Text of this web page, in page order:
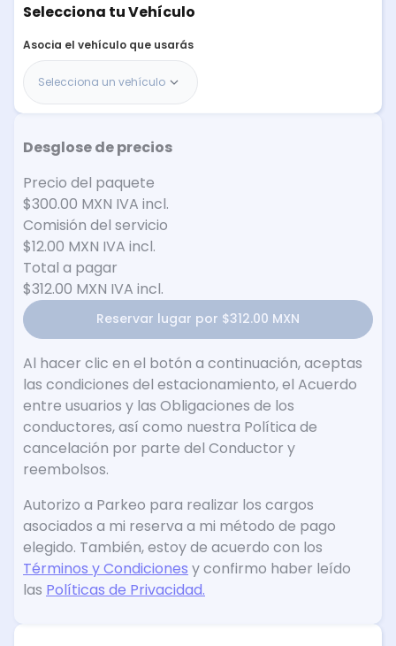
Selecciona tu Vehículo
Asocia el vehículo que usarás
Selecciona un vehículo
Desglose de precios
Precio del paquete
$300.00 MXN IVA incl.
Comisión del servicio
$12.00 MXN IVA incl.
Total a pagar
$312.00 MXN IVA incl.
Reservar lugar por $312.00 MXN
Al hacer clic en el botón a continuación, aceptas
las condiciones del estacionamiento, el Acuerdo
entre usuarios y las Obligaciones de los
conductores, así como nuestra Política de
cancelación por parte del Conductor y
reembolsos.
Autorizo a Parkeo para realizar los cargos
asociados a mi reserva a mi método de pago
elegido. También, estoy de acuerdo con los
Términos y Condiciones y confirmo haber leído
las Políticas de Privacidad.